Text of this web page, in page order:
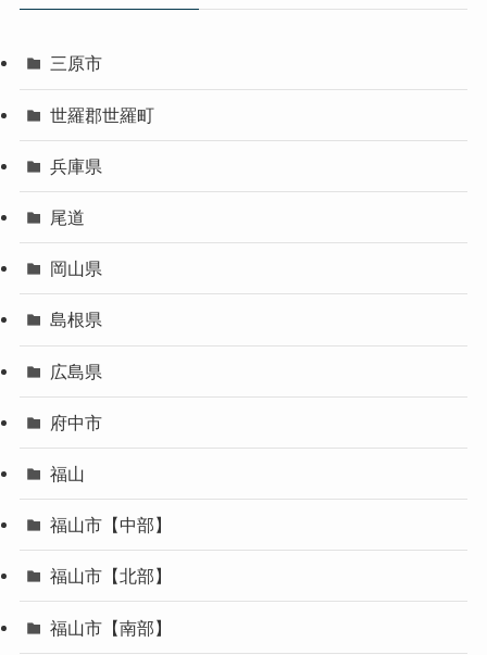
三原市
世羅郡世羅町
兵庫県
尾道
岡山県
島根県
広島県
府中市
福山
福山市【中部】
福山市【北部】
福山市【南部】